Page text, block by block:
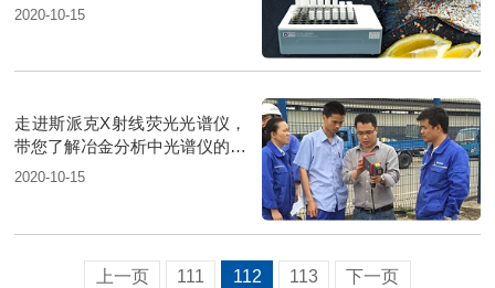
2020-10-15
走进斯派克X射线荧光光谱仪，
带您了解冶金分析中光谱仪的作
用
2020-10-15
上一页 111 112 113 下一页